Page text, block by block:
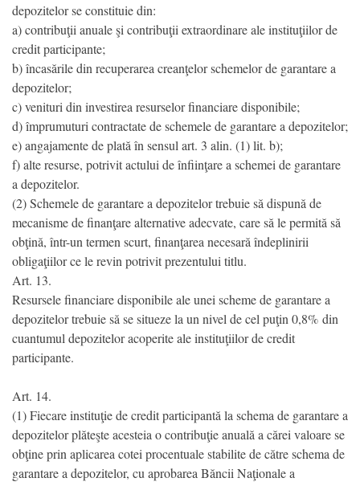
depozitelor se constituie din:
a) contribuţii anuale şi contribuţii extraordinare ale instituţiilor de
credit participante;
b) încasările din recuperarea creanţelor schemelor de garantare a
depozitelor;
c) venituri din investirea resurselor financiare disponibile;
d) împrumuturi contractate de schemele de garantare a depozitelor;
e) angajamente de plată în sensul art. 3 alin. (1) lit. b);
f) alte resurse, potrivit actului de înfiinţare a schemei de garantare
a depozitelor.
(2) Schemele de garantare a depozitelor trebuie să dispună de
mecanisme de finanţare alternative adecvate, care să le permită să
obţină, într-un termen scurt, finanţarea necesară îndeplinirii
obligaţiilor ce le revin potrivit prezentului titlu.
Art. 13.
Resursele financiare disponibile ale unei scheme de garantare a
depozitelor trebuie să se situeze la un nivel de cel puţin 0,8% din
cuantumul depozitelor acoperite ale instituţiilor de credit
participante.
Art. 14.
(1) Fiecare instituţie de credit participantă la schema de garantare a
depozitelor plăteşte acesteia o contribuţie anuală a cărei valoare se
obţine prin aplicarea cotei procentuale stabilite de către schema de
garantare a depozitelor, cu aprobarea Băncii Naţionale a